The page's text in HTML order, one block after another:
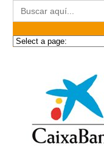
Buscar: